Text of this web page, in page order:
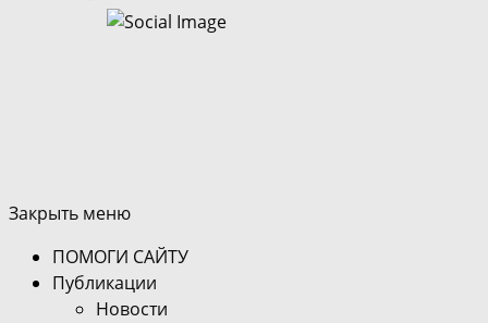
Закрыть меню
ПОМОГИ САЙТУ
Публикации
Новости